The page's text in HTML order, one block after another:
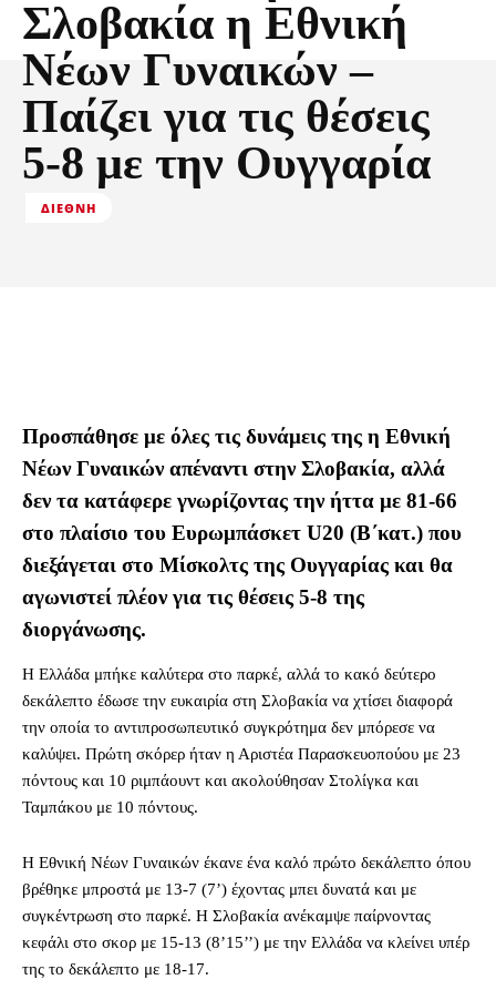
Σλοβακία η Εθνική
Νέων Γυναικών –
Παίζει για τις θέσεις
5-8 με την Ουγγαρία
ΔΙΕΘΝΉ
Προσπάθησε με όλες τις δυνάμεις της η Εθνική
Νέων Γυναικών απέναντι στην Σλοβακία, αλλά
δεν τα κατάφερε γνωρίζοντας την ήττα με 81-66
στο πλαίσιο του Ευρωμπάσκετ U20 (Β΄κατ.) που
διεξάγεται στο Μίσκολτς της Ουγγαρίας και θα
αγωνιστεί πλέον για τις θέσεις 5-8 της
διοργάνωσης.
Η Ελλάδα μπήκε καλύτερα στο παρκέ, αλλά το κακό δεύτερο
δεκάλεπτο έδωσε την ευκαιρία στη Σλοβακία να χτίσει διαφορά
την οποία το αντιπροσωπευτικό συγκρότημα δεν μπόρεσε να
καλύψει. Πρώτη σκόρερ ήταν η Αριστέα Παρασκευοπούου με 23
πόντους και 10 ριμπάουντ και ακολούθησαν Στολίγκα και
Ταμπάκου με 10 πόντους.
Η Εθνική Νέων Γυναικών έκανε ένα καλό πρώτο δεκάλεπτο όπου
βρέθηκε μπροστά με 13-7 (7’) έχοντας μπει δυνατά και με
συγκέντρωση στο παρκέ. Η Σλοβακία ανέκαμψε παίρνοντας
κεφάλι στο σκορ με 15-13 (8’15’’) με την Ελλάδα να κλείνει υπέρ
της το δεκάλεπτο με 18-17.